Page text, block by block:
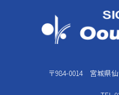
〒984-0014 宮城県